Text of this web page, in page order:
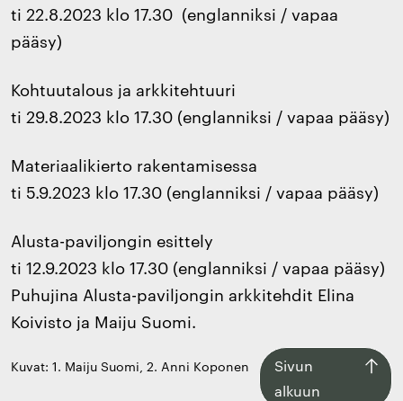
ti 22.8.2023 klo 17.30 (englanniksi / vapaa
pääsy)
Kohtuutalous ja arkkitehtuuri
ti 29.8.2023 klo 17.30 (englanniksi / vapaa pääsy)
Materiaalikierto rakentamisessa
ti 5.9.2023 klo 17.30 (englanniksi / vapaa pääsy)
Alusta-paviljongin esittely
ti 12.9.2023 klo 17.30 (englanniksi / vapaa pääsy)
Puhujina Alusta-paviljongin arkkitehdit Elina
Koivisto ja Maiju Suomi.
Kuvat: 1. Maiju Suomi, 2. Anni Koponen
Sivun
alkuun